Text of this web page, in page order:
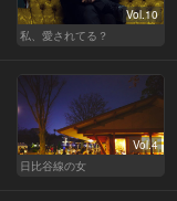
Vol.10
私、愛されてる？
Vol.4
日比谷線の女